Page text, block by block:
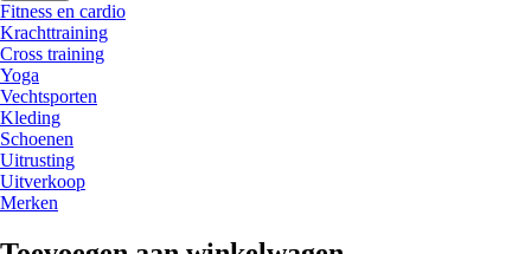
Fitness en cardio
Krachttraining
Cross training
Yoga
Vechtsporten
Kleding
Schoenen
Uitrusting
Uitverkoop
Merken